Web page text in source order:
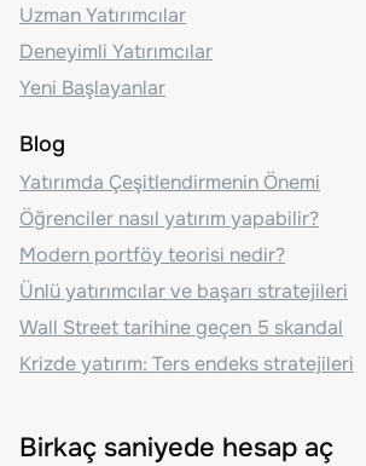
Uzman Yatırımcılar
Deneyimli Yatırımcılar
Yeni Başlayanlar
Blog
Yatırımda Çeşitlendirmenin Önemi
Öğrenciler nasıl yatırım yapabilir?
Modern portföy teorisi nedir?
Ünlü yatırımcılar ve başarı stratejileri
Wall Street tarihine geçen 5 skandal
Krizde yatırım: Ters endeks stratejileri
Birkaç saniyede hesap aç